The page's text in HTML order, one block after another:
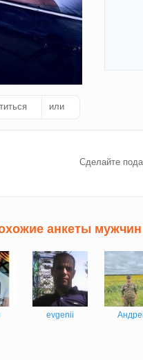
или
Сделайте
анкеты
evgenii